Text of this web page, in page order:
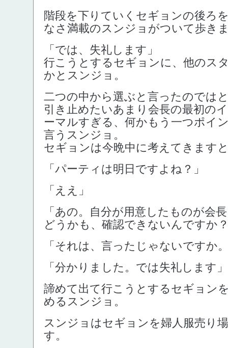
階段を下りていくセギョンの後ろ
なさ満載のスンジョがついて歩き
「では、失礼します」
行こうとするセギョンに、他のス
かとスンジョ。
二つの中から選ぶと言ったのでは
引き止めたいあまり会長の最初の
ーマルすぎる、何かもう一つポイ
言うスンジョ。
セギョンは今晩中に考えてきます
「パーティは明日ですよね？」
「ええ」
「あの。自分が用意したものが会
どうかも、確認できないんですか
「それは、言ったじゃないですか
「分かりました。では失礼します」
諦めて出て行こうとするセギョン
めるスンジョ。
スンジョはセギョンを婦人服売り
す。